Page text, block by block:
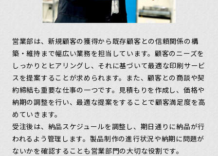
営業部は、新規顧客の獲得から既存顧客との信頼関係の構
築・維持まで幅広い業務を担当しています。顧客のニーズを
しっかりとヒアリングし、それに基づいて最適な印刷サービ
スを提案することが求められます。また、顧客との商談や契
約締結も重要な仕事の一つです。見積もりを作成し、価格や
納期の調整を行い、最適な提案をすることで顧客満足度を高
めていきます。
受注後は、納品スケジュールを調整し、期日通りに納品が行
われるよう管理します。製品制作の進行状況や納期に問題が
ないかを確認することも営業部門の大切な役割です。